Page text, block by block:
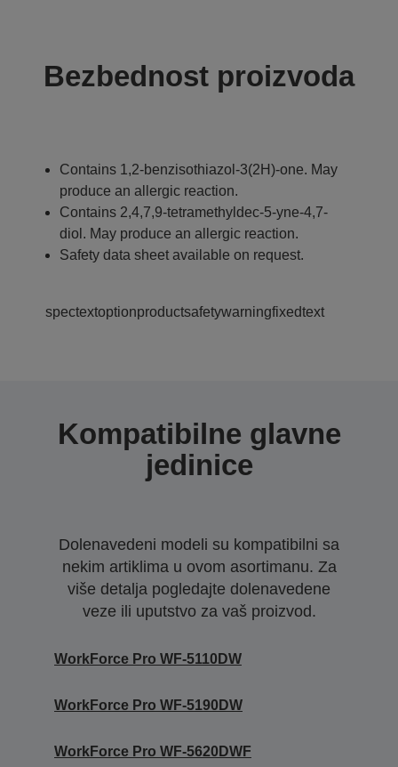
Bezbednost proizvoda
Contains 1,2-benzisothiazol-3(2H)-one. May
produce an allergic reaction.
Contains 2,4,7,9-tetramethyldec-5-yne-4,7-
diol. May produce an allergic reaction.
Safety data sheet available on request.
spectextoptionproductsafetywarningfixedtext
Kompatibilne glavne
jedinice
Dolenavedeni modeli su kompatibilni sa
nekim artiklima u ovom asortimanu. Za
više detalja pogledajte dolenavedene
veze ili uputstvo za vaš proizvod.
WorkForce Pro WF-5110DW
WorkForce Pro WF-5190DW
WorkForce Pro WF-5620DWF